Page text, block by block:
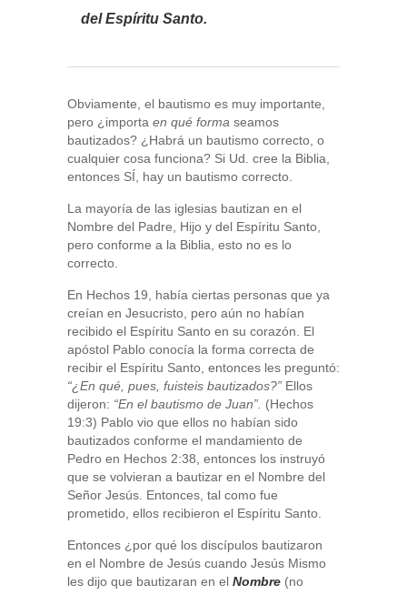
del Espíritu Santo.
Obviamente, el bautismo es muy importante,
pero ¿importa en qué forma seamos
bautizados? ¿Habrá un bautismo correcto, o
cualquier cosa funciona? Si Ud. cree la Biblia,
entonces SÍ, hay un bautismo correcto.
La mayoría de las iglesias bautizan en el
Nombre del Padre, Hijo y del Espíritu Santo,
pero conforme a la Biblia, esto no es lo
correcto.
En Hechos 19, había ciertas personas que ya
creían en Jesucristo, pero aún no habían
recibido el Espíritu Santo en su corazón. El
apóstol Pablo conocía la forma correcta de
recibir el Espíritu Santo, entonces les preguntó:
“¿En qué, pues, fuisteis bautizados?” Ellos
dijeron: “En el bautismo de Juan”. (Hechos
19:3) Pablo vio que ellos no habían sido
bautizados conforme el mandamiento de
Pedro en Hechos 2:38, entonces los instruyó
que se volvieran a bautizar en el Nombre del
Señor Jesús. Entonces, tal como fue
prometido, ellos recibieron el Espíritu Santo.
Entonces ¿por qué los discípulos bautizaron
en el Nombre de Jesús cuando Jesús Mismo
les dijo que bautizaran en el Nombre (no